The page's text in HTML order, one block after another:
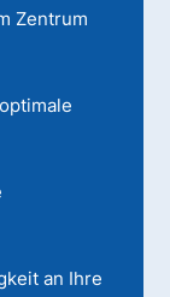
Zentrum
an Ihre